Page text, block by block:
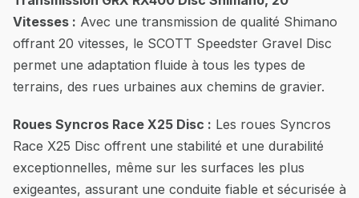
Vitesses : Avec une transmission de qualité Shimano
offrant 20 vitesses, le SCOTT Speedster Gravel Disc
permet une adaptation fluide à tous les types de
terrains, des rues urbaines aux chemins de gravier.
Roues Syncros Race X25 Disc : Les roues Syncros
Race X25 Disc offrent une stabilité et une durabilité
exceptionnelles, même sur les surfaces les plus
exigeantes, assurant une conduite fiable et sécurisée à